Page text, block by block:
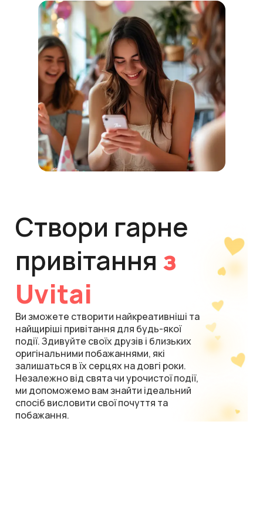
Створи гарне
привітання з
Uvitai
Ви зможете створити найкреативніші та
найщиріші привітання для будь-якої
події. Здивуйте своїх друзів і близьких
оригінальними побажаннями, які
залишаться в їх серцях на довгі роки.
Незалежно від свята чи урочистої події,
ми допоможемо вам знайти ідеальний
спосіб висловити свої почуття та
побажання.